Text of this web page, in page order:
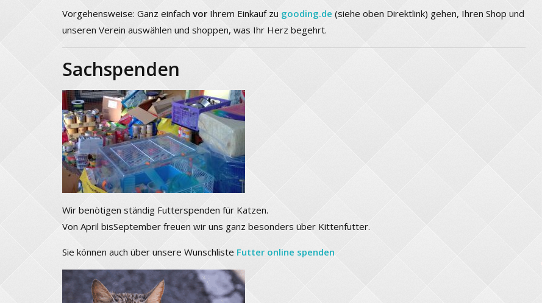
Vorgehensweise: Ganz einfach vor Ihrem Einkauf zu gooding.de (siehe oben Direktlink) gehen, Ihren Shop und
unseren Verein auswählen und shoppen, was Ihr Herz begehrt.
Sachspenden
Wir benötigen ständig Futterspenden für Katzen.
Von April bisSeptember freuen wir uns ganz besonders über Kittenfutter.
Sie können auch über unsere Wunschliste Futter online spenden